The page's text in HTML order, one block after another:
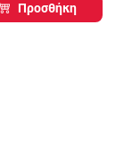
Προσθήκη